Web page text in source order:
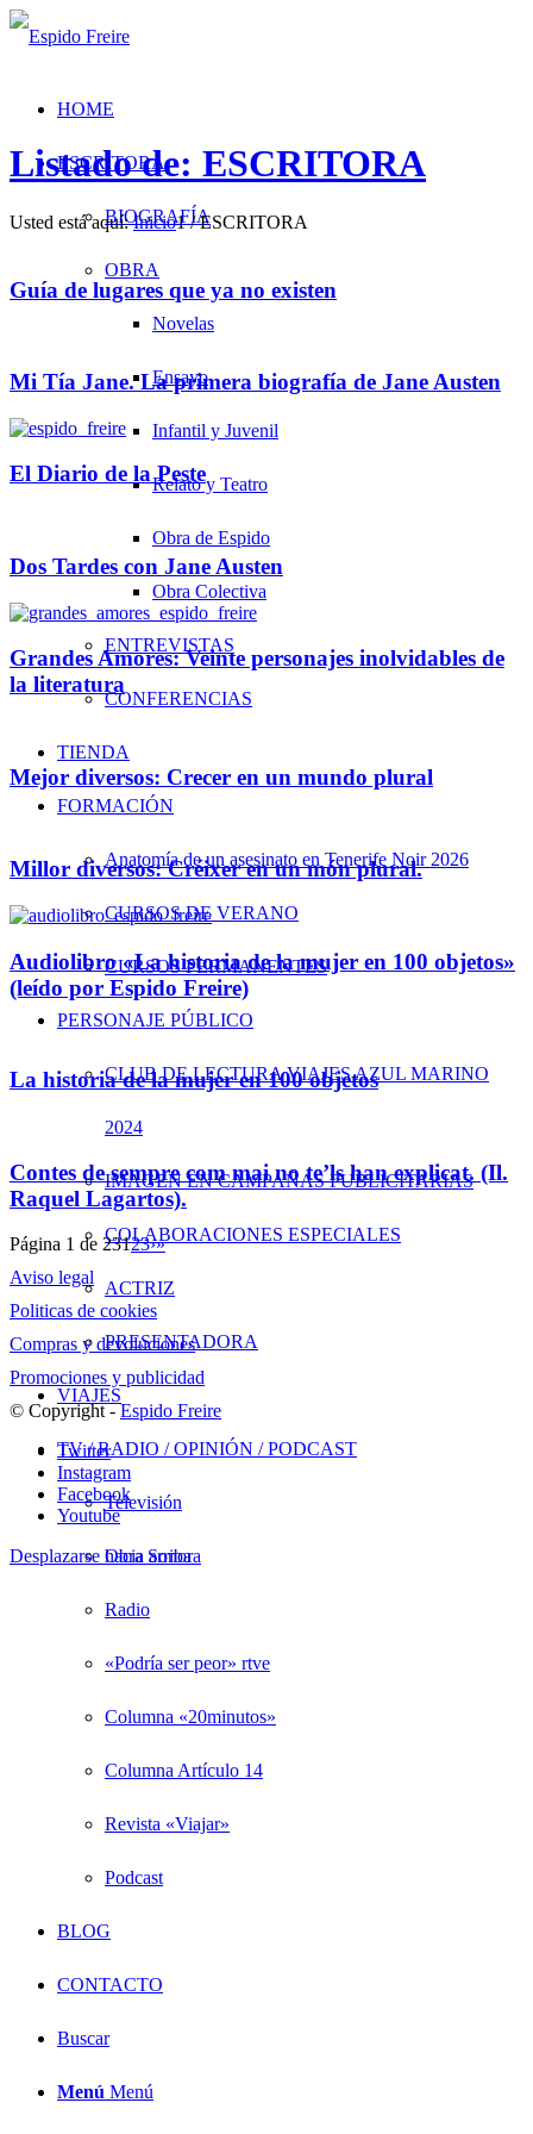
HOME
ESCRITORA
BIOGRAFÍA
OBRA
Novelas
Ensayo
Infantil y Juvenil
Relato y Teatro
Obra de Espido
Obra Colectiva
ENTREVISTAS
CONFERENCIAS
TIENDA
FORMACIÓN
Anatomía de un asesinato en Tenerife Noir 2026
CURSOS DE VERANO
CURSOS PERMANENTES
PERSONAJE PÚBLICO
CLUB DE LECTURA VIAJES AZUL MARINO
2024
IMAGEN EN CAMPAÑAS PUBLICITARIAS
COLABORACIONES ESPECIALES
ACTRIZ
PRESENTADORA
VIAJES
TV / RADIO / OPINIÓN / PODCAST
Televisión
Obra Sonora
Radio
«Podría ser peor» rtve
Columna «20minutos»
Columna Artículo 14
Revista «Viajar»
Podcast
BLOG
CONTACTO
Buscar
Menú Menú
Listado de: ESCRITORA
Usted está aquí: Inicio1 / ESCRITORA
Guía de lugares que ya no existen
Mi Tía Jane. La primera biografía de Jane Austen
El Diario de la Peste
Dos Tardes con Jane Austen
Grandes Amores: Veinte personajes inolvidables de
la literatura
Mejor diversos: Crecer en un mundo plural
Millor diversos: Créixer en un món plural.
Audiolibro «La historia de la mujer en 100 objetos»
(leído por Espido Freire)
La historia de la mujer en 100 objetos
Contes de sempre com mai no te’ls han explicat. (Il.
Raquel Lagartos).
Página 1 de 23123›»
Aviso legal
Politicas de cookies
Compras y devoluciones
Promociones y publicidad
© Copyright -Espido Freire
Twitter
Instagram
Facebook
Youtube
Desplazarse hacia arriba